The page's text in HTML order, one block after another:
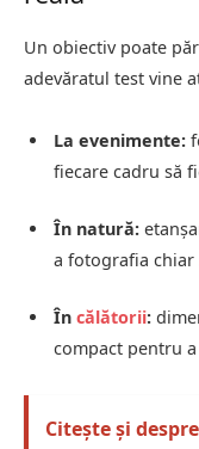
Un obiectiv poate
adevăratul test vine
La evenimente:
fiecare cadru să
În natură:
a fotografia
În călătorii:
compact pentru
Citește și